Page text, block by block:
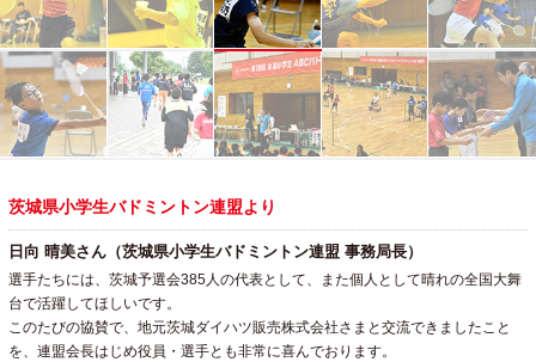
茨城県小学生バドミントン連盟より
日向 晴美さん（茨城県小学生バドミントン連盟 事務局長）
選手たちには、茨城予選会385人の代表として、また個人として晴れの全国大舞
台で活躍してほしいです。
このたびの協賛で、地元茨城ダイハツ販売株式会社さまと交流できましたこと
を、連盟会長はじめ役員・選手とも非常に喜んでおります。